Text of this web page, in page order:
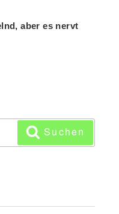
aber es nervt
Suchen